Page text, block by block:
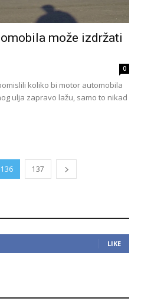
može izdržati
0
koliko bi motor automobila
ulja zapravo lažu, samo to nikad
136 137
LIKE